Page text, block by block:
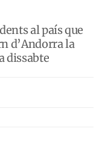
al país que
d’Andorra la
dissabte